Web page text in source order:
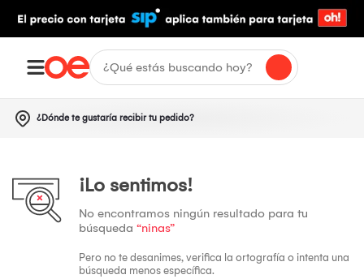
¿Dónde te gustaría recibir tu pedido?
¡Lo sentimos!
No encontramos ningún resultado para tu
búsqueda “ninas”
Pero no te desanimes, verifica la ortografía o intenta una
búsqueda menos específica.